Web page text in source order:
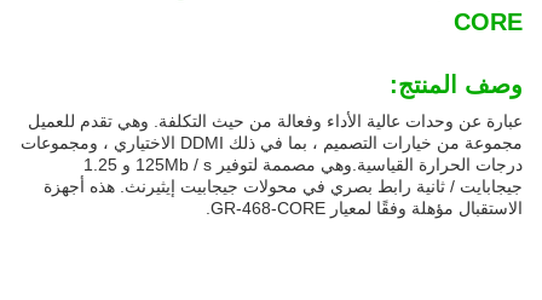
CORE
وصف المنتج:
عبارة عن وحدات عالية الأداء وفعالة من حيث التكلفة. وهي تقدم للعميل
مجموعة من خيارات التصميم ، بما في ذلك DDMI الاختياري ، ومجموعات
درجات الحرارة القياسية.وهي مصممة لتوفير 125Mb / s و 1.25
جيجابايت / ثانية رابط بصري في محولات جيجابيت إيثيرنث. هذه أجهزة
الاستقبال مؤهلة وفقًا لمعيار GR-468-CORE.